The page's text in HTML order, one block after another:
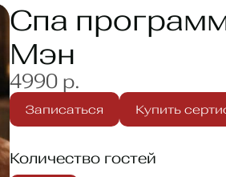
Спа
Мэн
4990 р.
Записаться Купить
Количество гостей